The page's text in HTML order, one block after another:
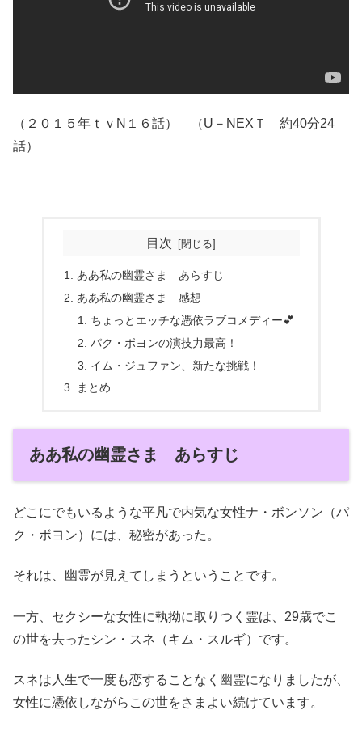
（２０１５年ｔｖN１６話） （U－NEXＴ 約40分24
話）
目次
ああ私の幽霊さま あらすじ
ああ私の幽霊さま 感想
ちょっとエッチな憑依ラブコメディー💕
パク・ボヨンの演技力最高！
イム・ジュファン、新たな挑戦！
まとめ
ああ私の幽霊さま あらすじ
どこにでもいるような平凡で内気な女性ナ・ボンソン（パ
ク・ボヨン）には、秘密があった。
それは、幽霊が見えてしまうということです。
一方、セクシーな女性に執拗に取りつく霊は、29歳でこ
の世を去ったシン・スネ（キム・スルギ）です。
スネは人生で一度も恋することなく幽霊になりましたが、
女性に憑依しながらこの世をさまよい続けています。